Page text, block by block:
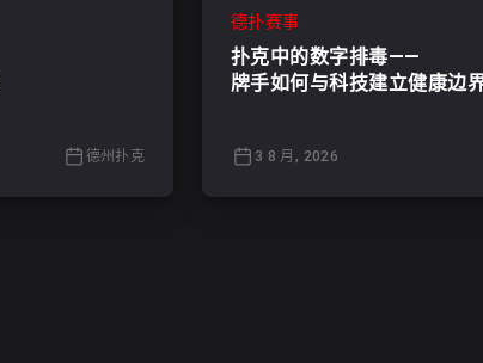
德州扑克
德扑赛事
扑克中的数字排毒——
牌手如何与科技建立健康边
3 8 月, 2026